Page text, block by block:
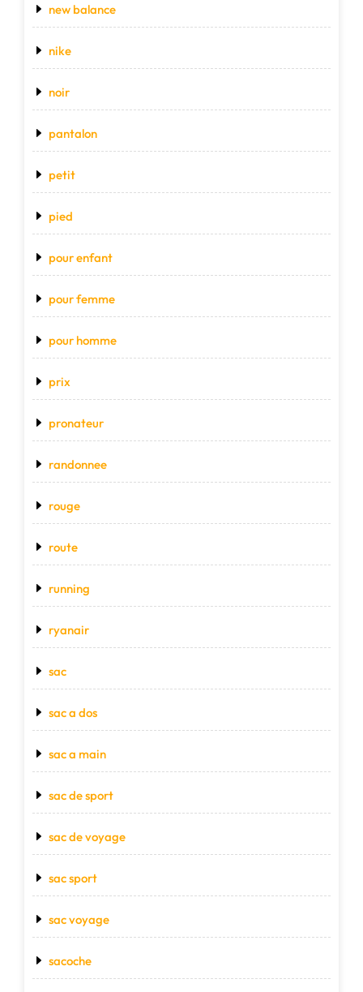
new balance
nike
noir
pantalon
petit
pied
pour enfant
pour femme
pour homme
prix
pronateur
randonnee
rouge
route
running
ryanair
sac
sac a dos
sac a main
sac de sport
sac de voyage
sac sport
sac voyage
sacoche